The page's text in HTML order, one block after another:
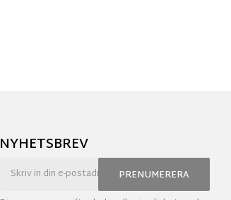
NYHETSBREV
PRENUMERERA